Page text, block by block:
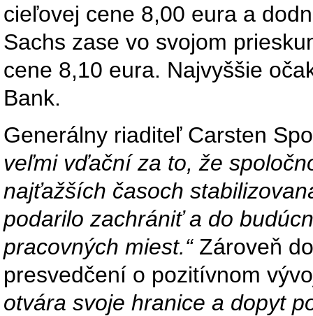
cieľovej cene 8,00 eura a
Sachs zase vo svojom
cene 8,10 eura. Najvyššie
Bank.
Generálny riaditeľ Carsten
veľmi vďační za to, že
najťažších časoch
podarilo zachrániť a do
pracovných miest.“ Zároveň
presvedčení o pozitívnom
otvára svoje hranice a dopyt